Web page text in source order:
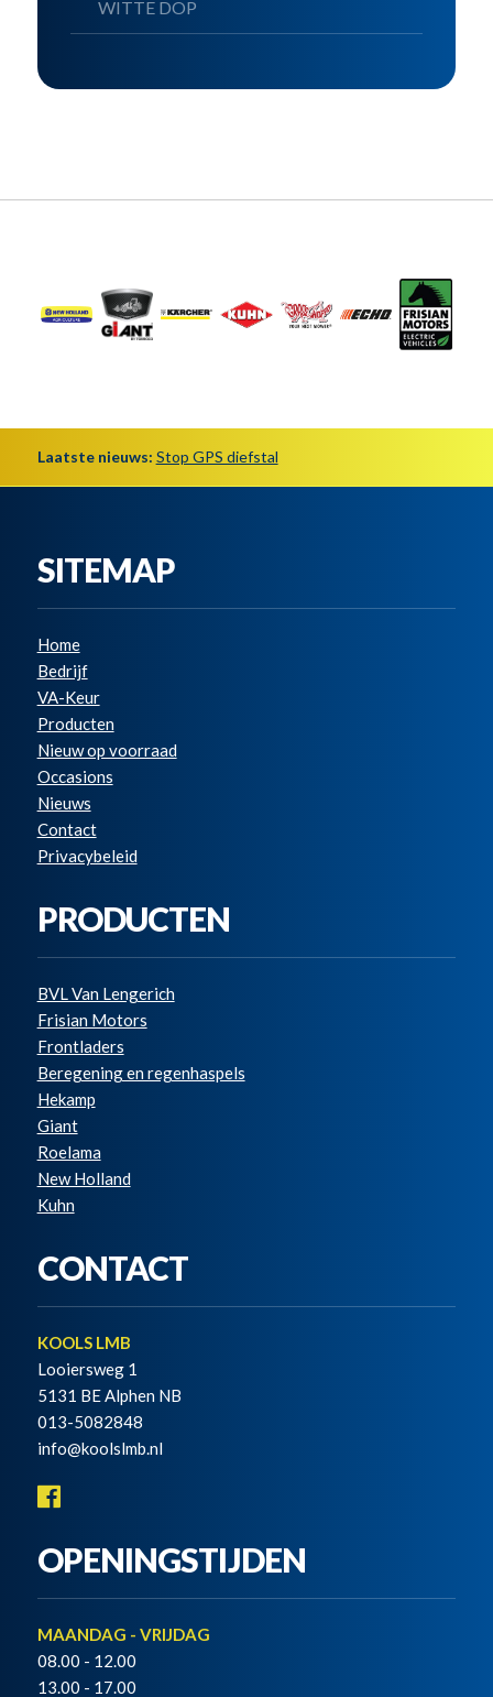
WITTE DOP
Laatste nieuws: Stop GPS diefstal
SITEMAP
Home
Bedrijf
VA-Keur
Producten
Nieuw op voorraad
Occasions
Nieuws
Contact
Privacybeleid
PRODUCTEN
BVL Van Lengerich
Frisian Motors
Frontladers
Beregening en regenhaspels
Hekamp
Giant
Roelama
New Holland
Kuhn
CONTACT
KOOLS LMB
Looiersweg 1
5131 BE Alphen NB
013-5082848
info@koolslmb.nl
OPENINGSTIJDEN
MAANDAG - VRIJDAG
08.00 - 12.00
13.00 - 17.00